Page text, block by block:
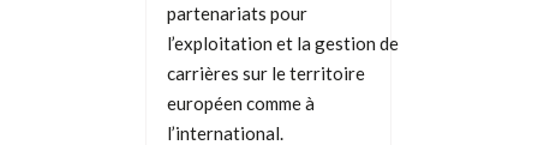
partenariats pour
l’exploitation et la gestion de
carrières sur le territoire
européen comme à
l’international.